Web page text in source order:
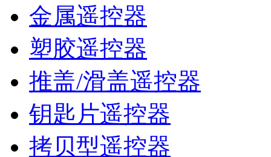
金属遥控器
塑胶遥控器
推盖/滑盖遥控器
钥匙片遥控器
拷贝型遥控器